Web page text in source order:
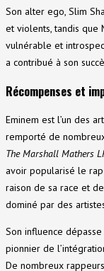
Son alter ego, Slim
et violents, tandis que
vulnérable et
a contribué à son
Récompenses et
Eminem est l’un des
remporté de
The Marshall Mathers
avoir popularisé le
raison de sa race et
dominé par des
Son influence
pionnier de
De nombreux